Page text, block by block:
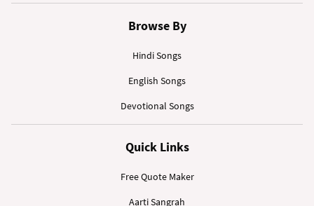
Browse By
Hindi Songs
English Songs
Devotional Songs
Quick Links
Free Quote Maker
Aarti Sangrah